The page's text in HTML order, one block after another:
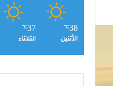
38
℃
الأثنين
37
℃
الثلاثاء